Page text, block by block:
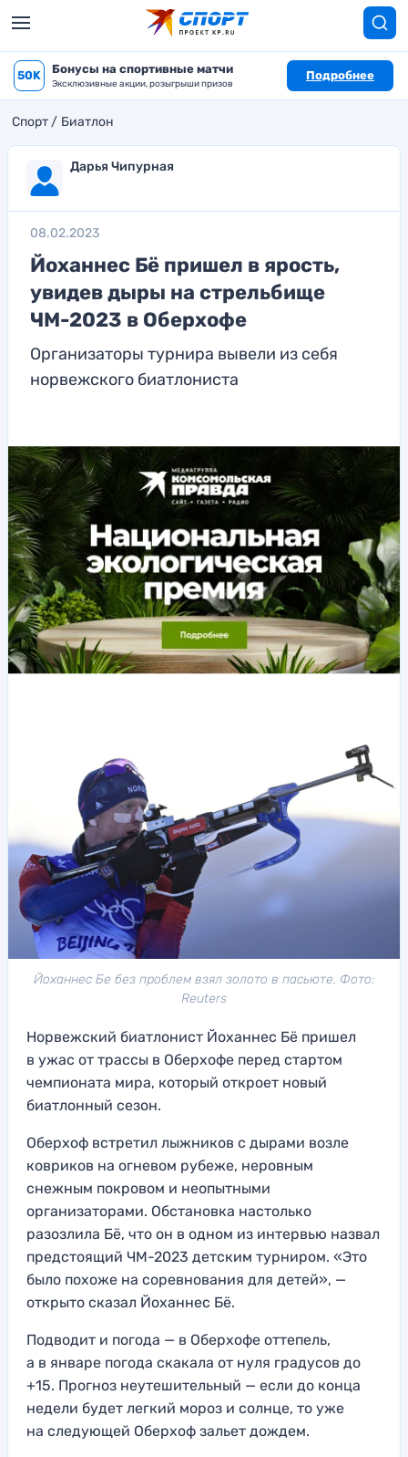
50K Бонусы на спортивные матчи
Эксклюзивные акции, розыгрыши призов
Подробнее
Спорт Биатлон
Дарья Чипурная
08.02.2023
Йоханнес Бё пришел в ярость,
увидев дыры на стрельбище
ЧМ-2023 в Оберхофе
Организаторы турнира вывели из себя
норвежского биатлониста
Йоханнес Бе без проблем взял золото в пасьюте. Фото:
Reuters
Норвежский биатлонист Йоханнес Бё пришел
в ужас от трассы в Оберхофе перед стартом
чемпионата мира, который откроет новый
биатлонный сезон.
Оберхоф встретил лыжников с дырами возле
ковриков на огневом рубеже, неровным
снежным покровом и неопытными
организаторами. Обстановка настолько
разозлила Бё, что он в одном из интервью назвал
предстоящий ЧМ-2023 детским турниром. «Это
было похоже на соревнования для детей», —
открыто сказал Йоханнес Бё.
Подводит и погода — в Оберхофе оттепель,
а в январе погода скакала от нуля градусов до
+15. Прогноз неутешительный — если до конца
недели будет легкий мороз и солнце, то уже
на следующей Оберхоф зальет дождем.